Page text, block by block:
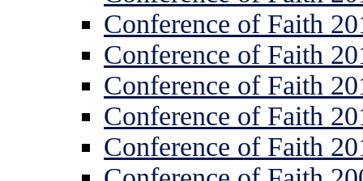
Conference of Faith
Conference of Faith
Conference of Faith
Conference of Faith
Conference of Faith